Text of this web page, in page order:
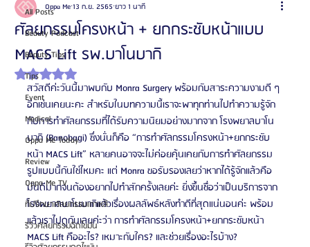
All Posts
Beauty Podcast
Beauty Tips
Tips
Event
Medical
Oppa Me Today
Review
Oppa Me TV
ที่ปรึกษาศัลยกรรมเกาหลี
รีวิวศัลยกรรมฉีดไขมัน
ศัลยกรรมโครงหน้า + ยกกระชับหน้าแบบ
MACS Lift รพ.บาโนบากิ
Oppa Me13 ก.ย. 2565 ยาว 1 นาที
ได้รับ NaN เต็ม 5 ดาว
สวัสดีค่ะวันนี้มาพบกับ Monra Surgery พร้อมกับสาระความงามดี ๆ
อีกเช่นเคยนะคะ สำหรับในบทความนี้เราจะพาทุกท่านไปทำความรู้จัก
กับการทำศัลยกรรมที่ได้รับความนิยมอย่างมากจาก โรงพยาลบาโน
บากิ (Banobagi) ซึ่งนั่นก็คือ “การทำศัลกรรมโครงหน้า+ยกกระชับ
หน้า MACS Lift” หลายคนอาจจะไม่ค่อยคุ้นเคยกับการทำศัลยกรรม
รูปแบบนี้กันใช่ไหมคะ แต่ Monra ขอรับรองเลยว่าหากได้รู้จักแล้วคือ
มันดีมากจนต้องอยากไปทำสักครั้งเลยค่ะ ยิ่งขึ้นชื่อว่าเป็นบริการจาก
โรงพยาลบาโนบากิแล้วเรื่องผลลัพธ์หลังทำดีที่สุดแน่นอนค่ะ พร้อม
แล้วเราไปดูกันเลยค่ะว่า การทำศัลกรรมโครงหน้า+ยกกระชับหน้า
MACS Lift คืออะไร? เหมาะกับใคร? และช่วยเรื่องอะไรบ้าง?